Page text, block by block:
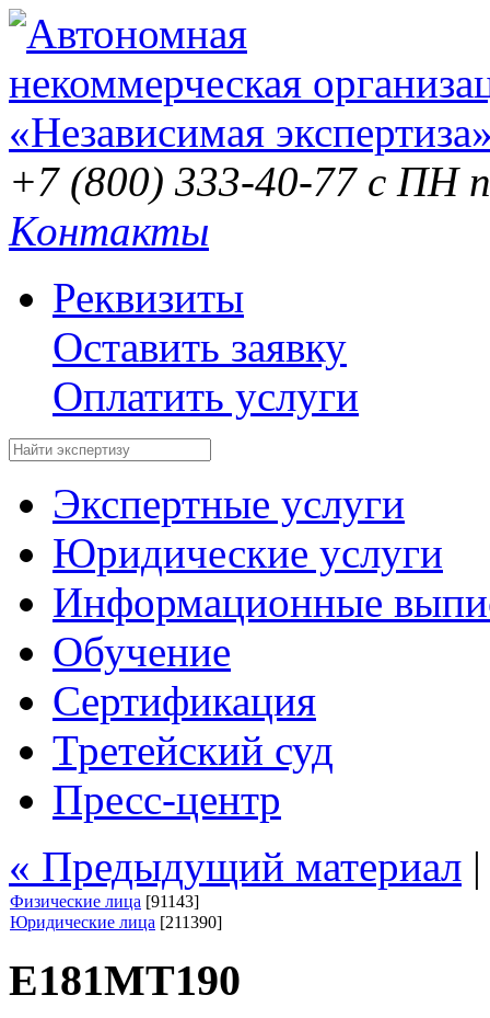
+7 (800) 333-40-77 с ПН
Контакты
Реквизиты
Оставить заявку
Оплатить услуги
Экспертные услуги
Юридические услуги
Информационные
Обучение
Сертификация
Третейский суд
Пресс-центр
« Предыдущий материал
Физические лица [91143]
Юридические лица [211390]
Е181МТ190